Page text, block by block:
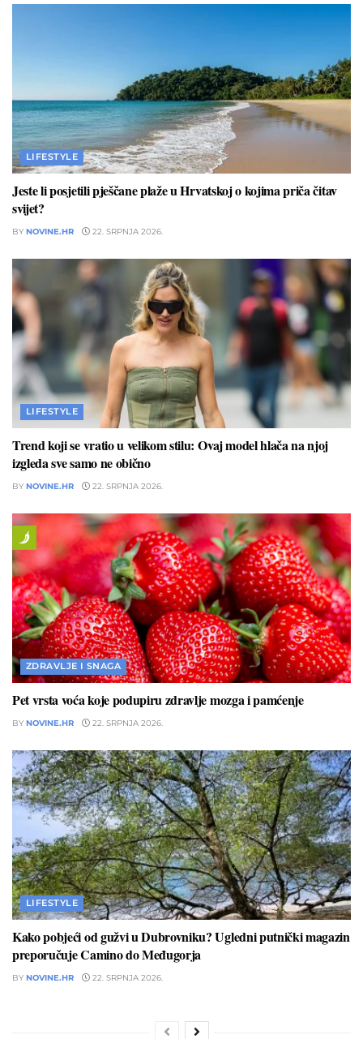
LIFESTYLE
Jeste li posjetili pješčane plaže u Hrvatskoj o kojima priča čitav
svijet?
BY NOVINE.HR 22. SRPNJA 2026.
LIFESTYLE
Trend koji se vratio u velikom stilu: Ovaj model hlača na njoj
izgleda sve samo ne obično
BY NOVINE.HR 22. SRPNJA 2026.
ZDRAVLJE I SNAGA
Pet vrsta voća koje podupiru zdravlje mozga i pamćenje
BY NOVINE.HR 22. SRPNJA 2026.
LIFESTYLE
Kako pobjeći od gužvi u Dubrovniku? Ugledni putnički magazin
preporučuje Camino do Međugorja
BY NOVINE.HR 22. SRPNJA 2026.